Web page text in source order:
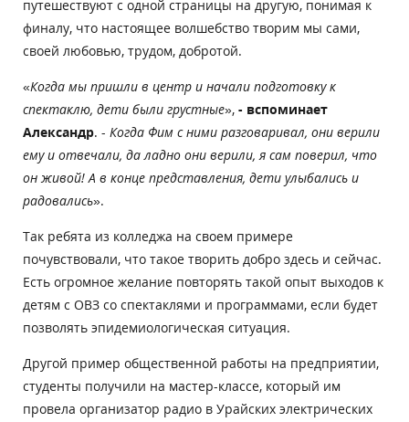
путешествуют с одной страницы на другую, понимая к
финалу, что настоящее волшебство творим мы сами,
своей любовью, трудом, добротой.
«Когда мы пришли в центр и начали подготовку к
спектаклю, дети были грустные», - вспоминает
Александр. - Когда Фим с ними разговаривал, они верили
ему и отвечали, да ладно они верили, я сам поверил, что
он живой! А в конце представления, дети улыбались и
радовались».
Так ребята из колледжа на своем примере
почувствовали, что такое творить добро здесь и сейчас.
Есть огромное желание повторять такой опыт выходов к
детям с ОВЗ со спектаклями и программами, если будет
позволять эпидемиологическая ситуация.
Другой пример общественной работы на предприятии,
студенты получили на мастер-классе, который им
провела организатор радио в Урайских электрических